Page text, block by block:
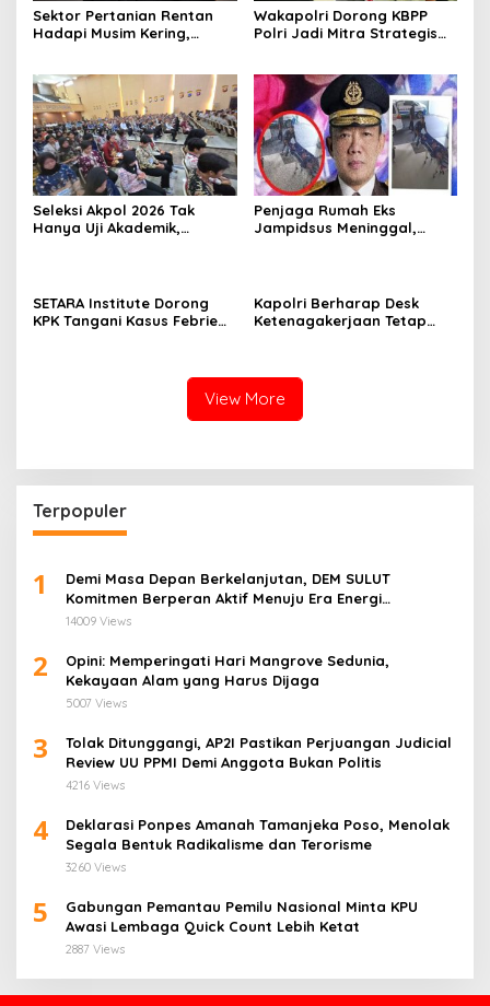
Sektor Pertanian Rentan
Hadapi Musim Kering,
Wakapolri Dorong KBPP
Polri Jadi Mitra Strategis
Seleksi Akpol 2026 Tak
Hanya Uji Akademik,
Penjaga Rumah Eks
Jampidsus Meninggal,
SETARA Institute Dorong
KPK Tangani Kasus Febrie
Kapolri Berharap Desk
Ketenagakerjaan Tetap
View More
Terpopuler
1
Demi Masa Depan Berkelanjutan, DEM SULUT
Komitmen Berperan Aktif Menuju Era Energi
Terbarukan di Sulawesi Utara
14009 Views
2
Opini: Memperingati Hari Mangrove Sedunia,
Kekayaan Alam yang Harus Dijaga
5007 Views
3
Tolak Ditunggangi, AP2I Pastikan Perjuangan Judicial
Review UU PPMI Demi Anggota Bukan Politis
4216 Views
4
Deklarasi Ponpes Amanah Tamanjeka Poso, Menolak
Segala Bentuk Radikalisme dan Terorisme
3260 Views
5
Gabungan Pemantau Pemilu Nasional Minta KPU
Awasi Lembaga Quick Count Lebih Ketat
2887 Views